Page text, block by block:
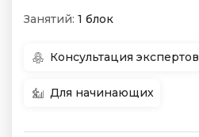
Занятий: 1 блок
Консультация экспертов
Для начинающих